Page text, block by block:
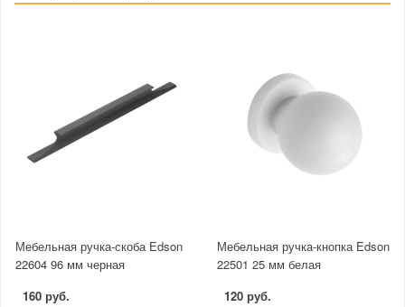
Мебельная ручка-скоба Edson
22604 96 мм черная
160 руб.
Мебельная ручка-кнопка Edson
22501 25 мм белая
120 руб.